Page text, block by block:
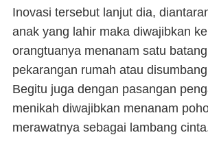
Inovasi tersebut lanjut dia,
anak yang lahir maka diwajibkan
orangtuanya menanam satu
pekarangan rumah atau
Begitu juga dengan pasangan
menikah diwajibkan menanam
merawatnya sebagai lambang